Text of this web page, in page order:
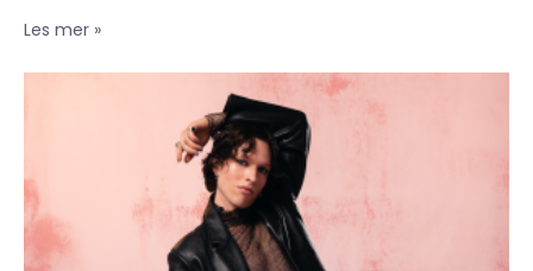
Les mer »